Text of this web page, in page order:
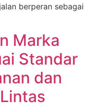
berperan sebagai
Marka
Standar
dan